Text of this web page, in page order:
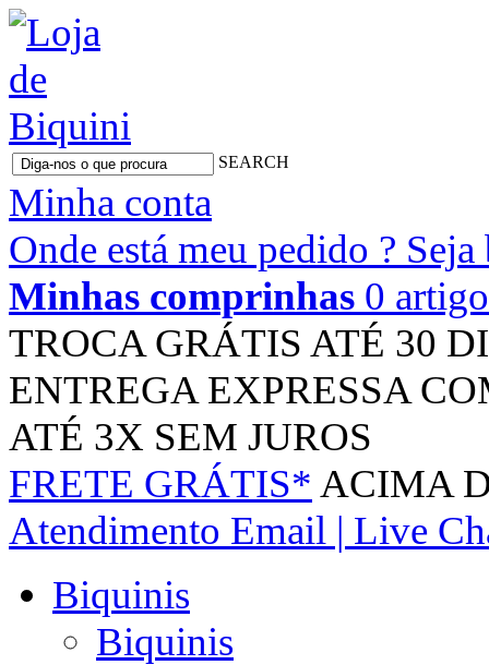
SEARCH
Minha conta
Onde está meu pedido ?
Minhas comprinhas 0
TROCA GRÁTIS ATÉ 30
ENTREGA EXPRESSA
ATÉ 3X SEM JUROS
FRETE GRÁTIS* ACIMA
Atendimento Email | Live
Biquinis
Biquinis